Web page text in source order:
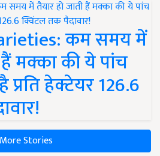
कम समय में
मक्का की ये पांच
प्रति हेक्टेयर 126.6
More Stories